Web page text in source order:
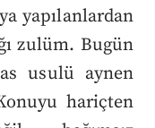
yapılanlardan
zulüm. Bugün
usulü aynen
hariçten